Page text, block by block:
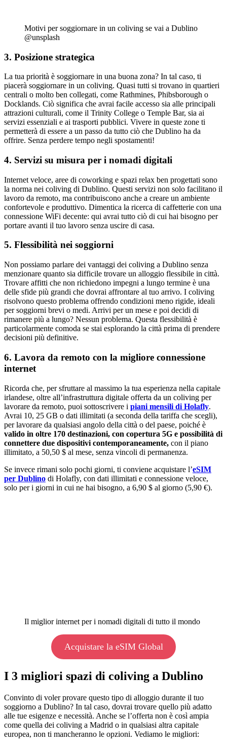
Motivi per soggiornare in un coliving se vai a Dublino
@unsplash
3. Posizione strategica
La tua priorità è soggiornare in una buona zona? In tal caso, ti
piacerà soggiornare in un coliving. Quasi tutti si trovano in quartieri
centrali o molto ben collegati, come Rathmines, Phibsborough o
Docklands. Ciò significa che avrai facile accesso sia alle principali
attrazioni culturali, come il Trinity College o Temple Bar, sia ai
servizi essenziali e ai trasporti pubblici. Vivere in queste zone ti
permetterà di essere a un passo da tutto ciò che Dublino ha da
offrire. Senza perdere tempo negli spostamenti!
4. Servizi su misura per i nomadi digitali
Internet veloce, aree di coworking e spazi relax ben progettati sono
la norma nei coliving di Dublino. Questi servizi non solo facilitano il
lavoro da remoto, ma contribuiscono anche a creare un ambiente
confortevole e produttivo. Dimentica la ricerca di caffetterie con una
connessione WiFi decente: qui avrai tutto ciò di cui hai bisogno per
portare avanti il tuo lavoro senza uscire di casa.
5. Flessibilità nei soggiorni
Non possiamo parlare dei vantaggi dei coliving a Dublino senza
menzionare quanto sia difficile trovare un alloggio flessibile in città.
Trovare affitti che non richiedono impegni a lungo termine è una
delle sfide più grandi che dovrai affrontare al tuo arrivo. I coliving
risolvono questo problema offrendo condizioni meno rigide, ideali
per soggiorni brevi o medi. Arrivi per un mese e poi decidi di
rimanere più a lungo? Nessun problema. Questa flessibilità è
particolarmente comoda se stai esplorando la città prima di prendere
decisioni più definitive.
6. Lavora da remoto con la migliore connessione
internet
Ricorda che, per sfruttare al massimo la tua esperienza nella capitale
irlandese, oltre all’infrastruttura digitale offerta da un coliving per
lavorare da remoto, puoi sottoscrivere i piani mensili di Holafly.
Avrai 10, 25 GB o dati illimitati (a seconda della tariffa che scegli),
per lavorare da qualsiasi angolo della città o del paese, poiché è
valido in oltre 170 destinazioni, con copertura 5G e possibilità di
connettere due dispositivi contemporaneamente, con il piano
illimitato, a 50,50 $ al mese, senza vincoli di permanenza.
Se invece rimani solo pochi giorni, ti conviene acquistare l’eSIM
per Dublino di Holafly, con dati illimitati e connessione veloce,
solo per i giorni in cui ne hai bisogno, a 6,90 $ al giorno (5,90 €).
Il miglior internet per i nomadi digitali di tutto il mondo
Acquistare la eSIM Global
I 3 migliori spazi di coliving a Dublino
Convinto di voler provare questo tipo di alloggio durante il tuo
soggiorno a Dublino? In tal caso, dovrai trovare quello più adatto
alle tue esigenze e necessità. Anche se l’offerta non è così ampia
come quella dei coliving a Madrid o in qualsiasi altra capitale
europea, non ti mancheranno le opzioni. Vediamo le migliori: